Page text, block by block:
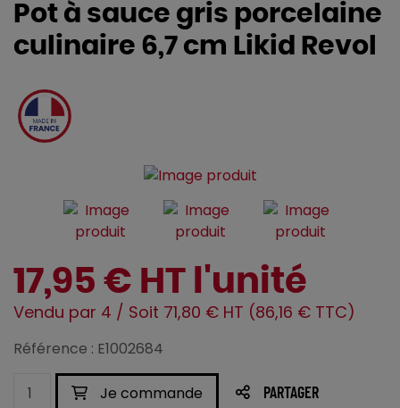
Pot à sauce gris porcelaine
culinaire 6,7 cm Likid Revol
17,95 € HT l'unité
Vendu par 4 / Soit 71,80 € HT (86,16 € TTC)
Référence : E1002684
Je commande PARTAGER